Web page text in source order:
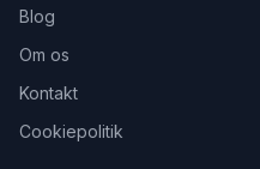
Blog
Om os
Kontakt
Cookiepolitik